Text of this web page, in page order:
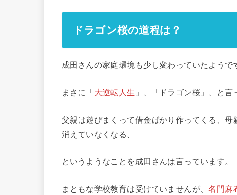
ドラゴン桜の道程は？
成田さんの家庭環境も少し変わっていたようで
まさに「大逆転人生 」、「ドラゴン桜」、と言
父親は遊びまくって借金ばかり作ってくる、
消えていなくなる、
というようなことを成田さんは言っています。
まともな学校教育は受けていませんが、名門麻